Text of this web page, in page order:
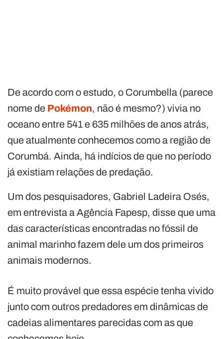
De acordo com o estudo, o Corumbella (parece
nome de Pokémon, não é mesmo?) vivia no
oceano entre 541 e 635 milhões de anos atrás,
que atualmente conhecemos como a região de
Corumbá. Ainda, há indícios de que no período
já existiam relações de predação.
Um dos pesquisadores, Gabriel Ladeira Osés,
em entrevista a Agência Fapesp, disse que uma
das características encontradas no fóssil de
animal marinho fazem dele um dos primeiros
animais modernos.
É muito provável que essa espécie tenha vivido
junto com outros predadores em dinâmicas de
cadeias alimentares parecidas com as que